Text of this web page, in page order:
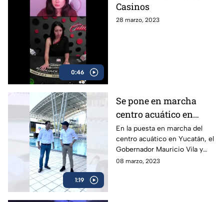
0:46
Casinos
28 marzo, 2023
1:19
Se pone en marcha
centro acuático en
Yucatán
En la puesta en marcha del
centro acuático en Yucatán, el
Gobernador Mauricio Vila y
Rommel Pacheco, ex
08 marzo, 2023